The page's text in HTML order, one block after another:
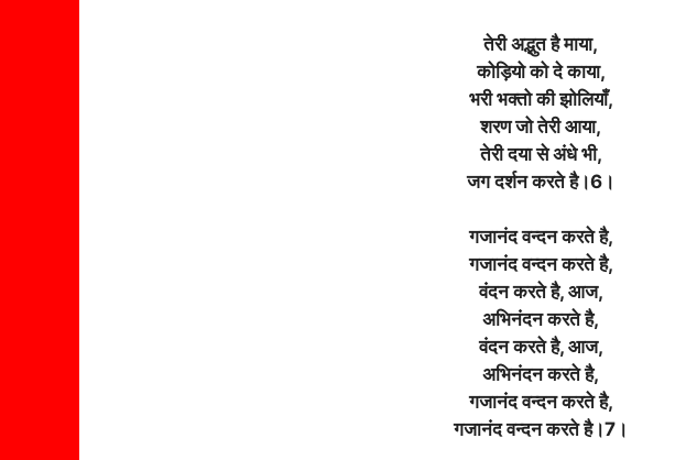
तेरी अद्भुत है माया,
कोड़ियो को दे काया,
भरी भक्तो की झोलियाँ,
शरण जो तेरी आया,
तेरी दया से अंधे भी,
जग दर्शन करते है।6।
गजानंद वन्दन करते है,
गजानंद वन्दन करते है,
वंदन करते है, आज,
अभिनंदन करते है,
वंदन करते है, आज,
अभिनंदन करते है,
गजानंद वन्दन करते है,
गजानंद वन्दन करते है।7।